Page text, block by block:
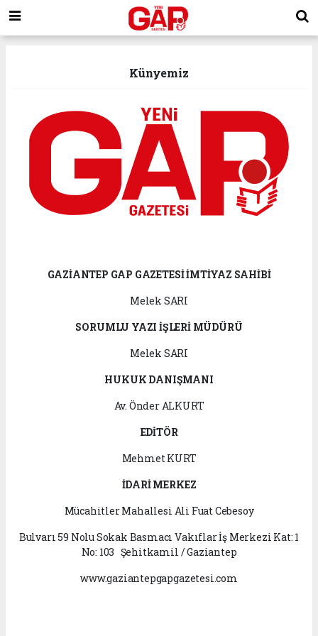
Künyemiz
GAZİANTEP GAP GAZETESİ İMTİYAZ SAHİBİ
Melek SARI
SORUMLU YAZI İŞLERİ MÜDÜRÜ
Melek SARI
HUKUK DANIŞMANI
Av. Önder ALKURT
EDİTÖR
Mehmet KURT
İDARİ MERKEZ
Mücahitler Mahallesi Ali Fuat Cebesoy
Bulvarı 59 Nolu Sokak Basmacı Vakıflar İş Merkezi Kat: 1
No: 103 Şehitkamil / Gaziantep
www.gaziantepgapgazetesi.com